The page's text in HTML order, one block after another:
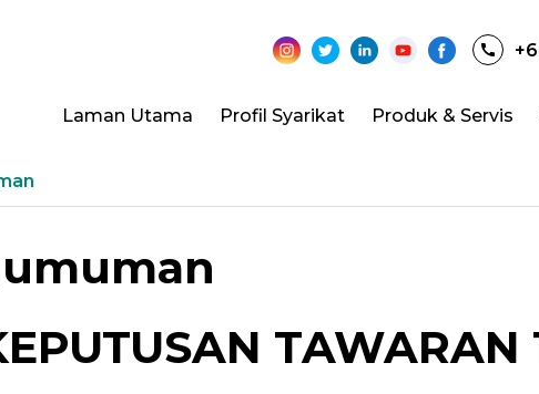
Laman Utama Profil Syarikat Produk & Servis
TAWARAN